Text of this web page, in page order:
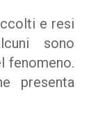
e resi
sono
fenomeno.
presenta